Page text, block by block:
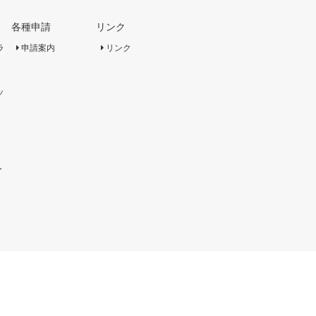
各種申請
申請案内
リンク
リンク